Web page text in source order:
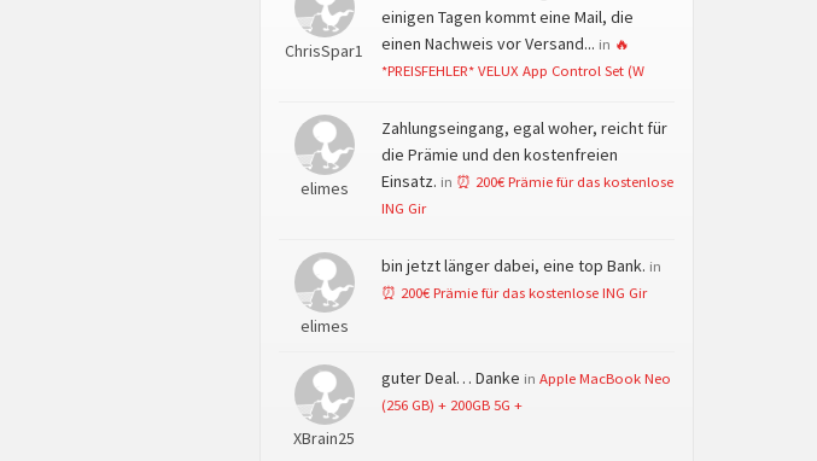
ChrisSpar1
einigen Tagen kommt eine Mail, die
einen Nachweis vor Versand... in 🔥
*PREISFEHLER* VELUX App Control Set (W
elimes
Zahlungseingang, egal woher, reicht für
die Prämie und den kostenfreien
Einsatz. in ⏰ 200€ Prämie für das kostenlose
ING Gir
elimes
bin jetzt länger dabei, eine top Bank. in
⏰ 200€ Prämie für das kostenlose ING Gir
XBrain25
guter Deal… Danke in Apple MacBook Neo
(256 GB) + 200GB 5G +